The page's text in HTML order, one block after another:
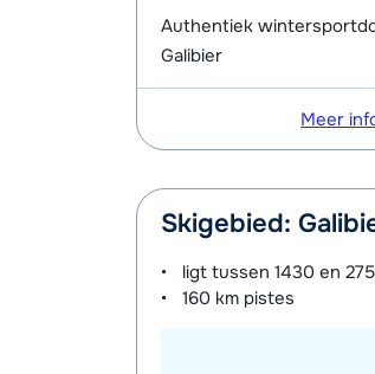
Authentiek
Galibier
Meer
Skigebied:
ligt tussen1430 en
160 km pistes